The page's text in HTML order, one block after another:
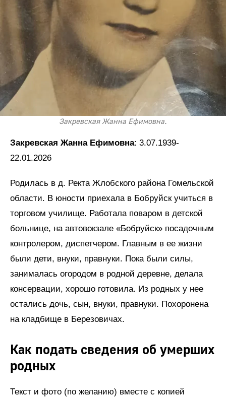
Закревская Жанна Ефимовна.
Закревская Жанна Ефимовна: 3.07.1939-
22.01.2026
Родилась в д. Ректа Жлобского района Гомельской
области. В юности приехала в Бобруйск учиться в
торговом училище. Работала поваром в детской
больнице, на автовокзале «Бобруйск» посадочным
контролером, диспетчером. Главным в ее жизни
были дети, внуки, правнуки. Пока были силы,
занималась огородом в родной деревне, делала
консервации, хорошо готовила. Из родных у нее
остались дочь, сын, внуки, правнуки. Похоронена
на кладбище в Березовичах.
Как подать сведения об умерших
родных
Текст и фото (по желанию) вместе с копией